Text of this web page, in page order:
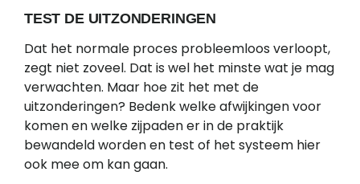
TEST DE UITZONDERINGEN
Dat het normale proces probleemloos verloopt,
zegt niet zoveel. Dat is wel het minste wat je mag
verwachten. Maar hoe zit het met de
uitzonderingen? Bedenk welke afwijkingen voor
komen en welke zijpaden er in de praktijk
bewandeld worden en test of het systeem hier
ook mee om kan gaan.